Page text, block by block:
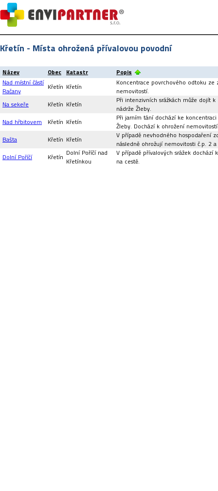
Křetín - Místa ohrožená přívalovou povodní
Název Obec Katastr
Popis
Nad místní částí
Račany
Křetín Křetín
Koncentrace povrchového odtoku ze
nemovitostí.
Na sekeře
Křetín Křetín
Při intenzivních srážkách může dojít
nádrže Žleby.
Nad hřbitovem
Křetín Křetín
Při jarním tání dochází ke
Žleby. Dochází k ohrožení
Bašta
Křetín Křetín
V případě nevhodného hospodaření
následně ohrožují nemovitosti č.p. 2
Dolní Poříčí
Křetín Dolní Poříčí nad
Křetínkou
V případě přívalových srážek
na cestě.